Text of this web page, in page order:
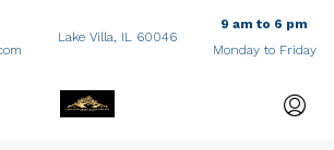
Lake Villa, IL 60046
9 am to 6 pm
Monday to Friday